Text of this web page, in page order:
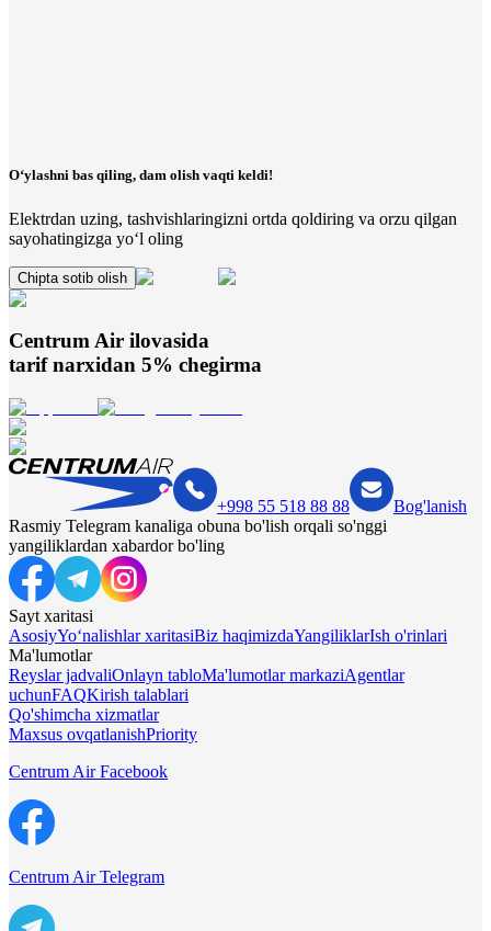
O‘ylashni bas qiling, dam olish vaqti keldi!
Elektrdan uzing, tashvishlaringizni ortda qoldiring va orzu qilgan
sayohatingizga yo‘l oling
Chipta sotib olish
Centrum Air ilovasida
tarif narxidan 5% chegirma
+998 55 518 88 88
Bog'lanish
Rasmiy Telegram kanaliga obuna bo'lish orqali so'nggi
yangiliklardan xabardor bo'ling
Sayt xaritasi
AsosiyYo‘nalishlar xaritasiBiz haqimizdaYangiliklarIsh o'rinlari
Ma'lumotlar
Reyslar jadvaliOnlayn tabloMa'lumotlar markaziAgentlar
uchunFAQKirish talablari
Qo'shimcha xizmatlar
Maxsus ovqatlanishPriority
Centrum Air Facebook
Centrum Air Telegram